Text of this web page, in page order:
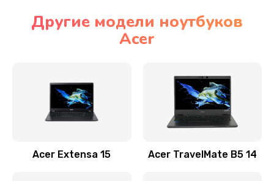
Настройка BIOS
Замена видеочипа
Заказать
Другие модели ноутбуков
Acer
Acer Extensa 15 Acer TravelMate B5 14